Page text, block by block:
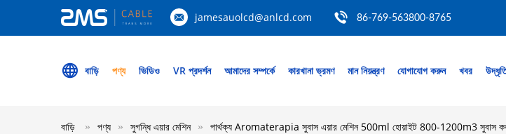
jamesauolcd@anlcd.com 86-769-563800-8765
বাড়ি পণ্য ভিডিও VR প্রদর্শন আমাদের সম্পর্কে কারখানা ভ্রমণ মান নিয়ন্ত্রণ যোগাযোগ করুন খবর
বাড়ি পণ্য সুগন্ধি এয়ার মেশিন পার্থক্য Aromaterapia সুবাস এয়ার মেশিন 500ml হোয়াইট 800-1200m3 সুবাস